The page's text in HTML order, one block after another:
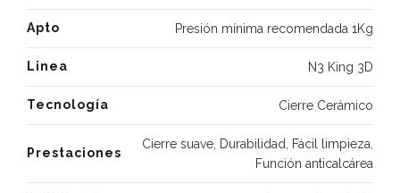
Apto Presión mínima recomendada 1Kg
Linea N3 King 3D
Tecnología Cierre Cerámico
Prestaciones
Cierre suave Durabilidad Fácil limpieza
Función anticalcárea